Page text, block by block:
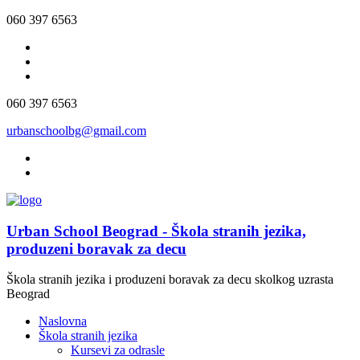
060 397 6563
060 397 6563
urbanschoolbg@gmail.com
Urban School Beograd - Škola stranih jezika,
produzeni boravak za decu
Škola stranih jezika i produzeni boravak za decu skolkog uzrasta
Beograd
Naslovna
Škola stranih jezika
Kursevi za odrasle